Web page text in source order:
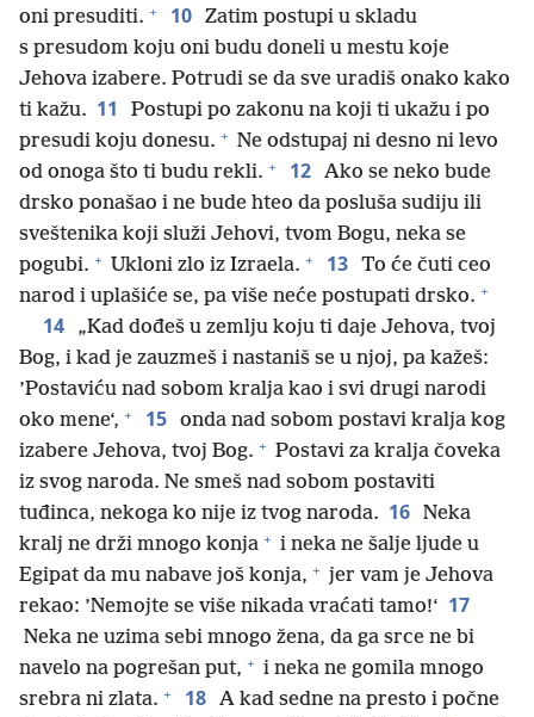
oni presuditi. + 10 Zatim postupi u skladu
s presudom koju oni budu doneli u mestu koje
Jehova izabere. Potrudi se da sve uradiš onako kako
ti kažu. 11
Postupi po zakonu na koji ti ukažu i po
presudi koju donesu. + Ne odstupaj ni desno ni levo
od onoga što ti budu rekli. + 12 Ako se neko bude
drsko ponašao i ne bude hteo da posluša sudiju ili
sveštenika koji služi Jehovi, tvom Bogu, neka se
pogubi. + Ukloni zlo iz Izraela. + 13 To će čuti ceo
narod i uplašiće se, pa više neće postupati drsko. +
14
„Kad dođeš u zemlju koju ti daje Jehova, tvoj
Bog, i kad je zauzmeš i nastaniš se u njoj, pa kažeš:
’Postaviću nad sobom kralja kao i svi drugi narodi
oko mene‘, + 15 onda nad sobom postavi kralja kog
izabere Jehova, tvoj Bog. + Postavi za kralja čoveka
iz svog naroda. Ne smeš nad sobom postaviti
tuđinca, nekoga ko nije iz tvog naroda. 16 Neka
kralj ne drži mnogo konja + i neka ne šalje ljude u
Egipat da mu nabave još konja, + jer vam je Jehova
rekao: ’Nemojte se više nikada vraćati tamo!‘ 17
Neka ne uzima sebi mnogo žena, da ga srce ne bi
navelo na pogrešan put, + i neka ne gomila mnogo
srebra ni zlata. + 18 A kad sedne na presto i počne